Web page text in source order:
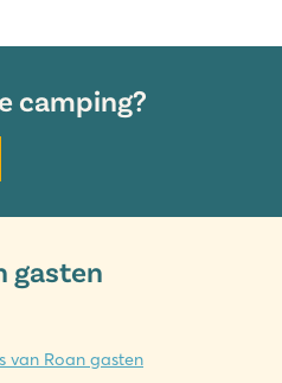
camping?
gasten
van Roan gasten